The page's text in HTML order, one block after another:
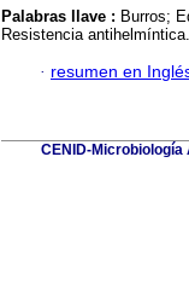
Palabras llave : Burros;
Resistencia antihelmíntica.
· resumen en
CENID-Microbiología